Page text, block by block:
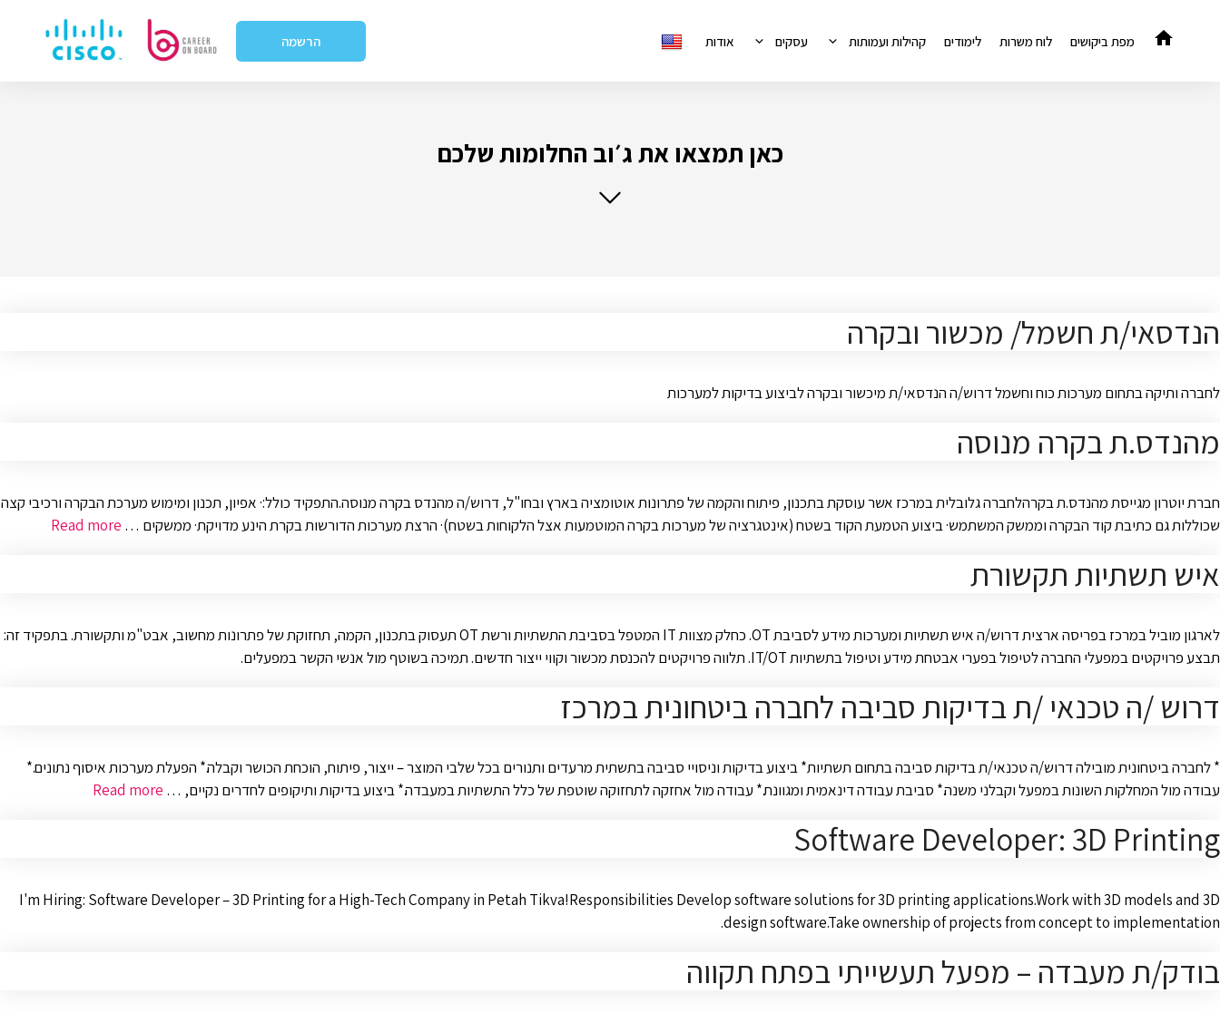
מפת ביקושים לוח משרות לימודים קהילות ועמותות עסקים אודות הרשמה
כאן תמצאו את ג׳וב החלומות שלכם
הנדסאי/ת חשמל/ מכשור ובקרה
לחברה ותיקה בתחום מערכות כוח וחשמל דרוש/ה הנדסאי/ת מיכשור ובקרה לביצוע בדיקות למערכות
מהנדס.ת בקרה מנוסה
חברת יוטרון מגייסת מהנדס.ת בקרהלחברה גלובלית במרכז אשר עוסקת בתכנון, פיתוח והקמה של פתרונות אוטומציה בארץ ובחו"ל, דרוש/ה מהנדס בקרה מנוסה.התפקיד כולל:· אפיון, תכנון ומימוש מערכת הבקרה ורכיבי קצה
שכוללות גם כתיבת קוד הבקרה וממשק המשתמש· ביצוע הטמעת הקוד בשטח (אינטגרציה של מערכות בקרה המוטמעות אצל הלקוחות בשטח)· הרצת מערכות הדורשות בקרת הינע מדויקת· ממשקים … Read more
איש תשתיות תקשורת
לארגון מוביל במרכז בפריסה ארצית דרוש/ה איש תשתיות ומערכות מידע לסביבת OT. כחלק מצוות IT המטפל בסביבת התשתיות ורשת OT תעסוק בתכנון, הקמה, תחזוקת של פתרונות מחשוב, אבט"מ ותקשורת. בתפקיד זה:
תבצע פרויקטים במפעלי החברה לטיפול בפערי אבטחת מידע וטיפול בתשתיות IT/OT. תלווה פרויקטים להכנסת מכשור וקווי ייצור חדשים. תמיכה בשוטף מול אנשי הקשר במפעלים.
דרוש /ה טכנאי /ת בדיקות סביבה לחברה ביטחונית במרכז
* לחברה ביטחונית מובילה דרוש/ה טכנאי/ת בדיקות סביבה בתחום תשתיות* ביצוע בדיקות וניסויי סביבה בתשתית מרעדים ותנורים בכל שלבי המוצר – ייצור, פיתוח, הוכחת הכושר וקבלה.* הפעלת מערכות איסוף נתונים.*
עבודה מול המחלקות השונות במפעל וקבלני משנה.* סביבת עבודה דינאמית ומגוונת.* עבודה מול אחזקה לתחזוקה שוטפת של כלל התשתיות במעבדה.* ביצוע בדיקות ותיקופים לחדרים נקיים, … Read more
Software Developer: 3D Printing
I'm Hiring: Software Developer – 3D Printing for a High-Tech Company in Petah Tikva!Responsibilities Develop software solutions for 3D printing applications.Work with 3D models and 3D
design software.Take ownership of projects from concept to implementation.
בודק/ת מעבדה – מפעל תעשייתי בפתח תקווה